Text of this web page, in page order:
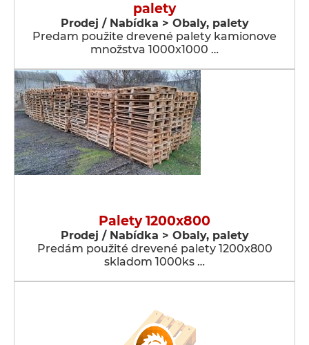
palety
Prodej / Nabídka > Obaly, palety
Predam použite drevené palety kamionove
množstva 1000x1000 …
Palety 1200x800
Prodej / Nabídka > Obaly, palety
Predám použité drevené palety 1200x800
skladom 1000ks …